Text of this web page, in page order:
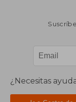
¿Necesitas